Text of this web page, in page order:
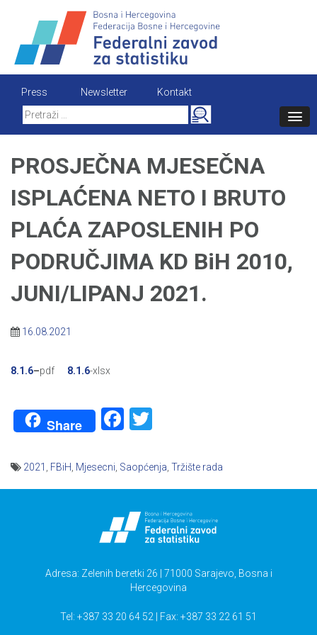
content
Press Newsletter
Kontakt
Search
for:
PROSJEČNA MJESEČNA
ISPLAĆENA NETO I BRUTO
PLAĆA ZAPOSLENIH PO
PODRUČJIMA KD BiH 2010,
JUNI/LIPANJ 2021.
16.08.2021
8.1.6–pdf 8.1.6-xlsx
Share Facebook
2021 FBiH Mjesecni Saopćenja Tržište rada
Adresa: Zelenih beretki 26 | 71000 Sarajevo, Bosna i
Hercegovina
Tel: +387 33 20 64 52 | Fax: +387 33 22 61 51